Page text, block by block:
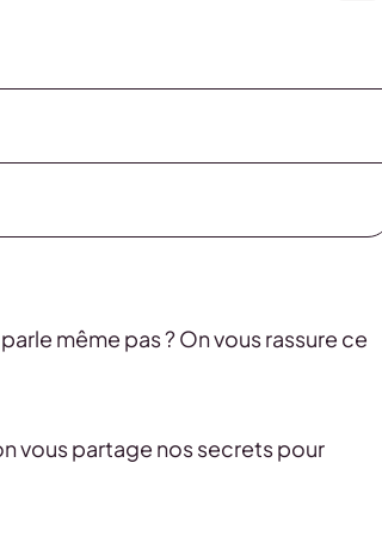
même pas ? On vous rassure ce
vous partage nos secrets pour